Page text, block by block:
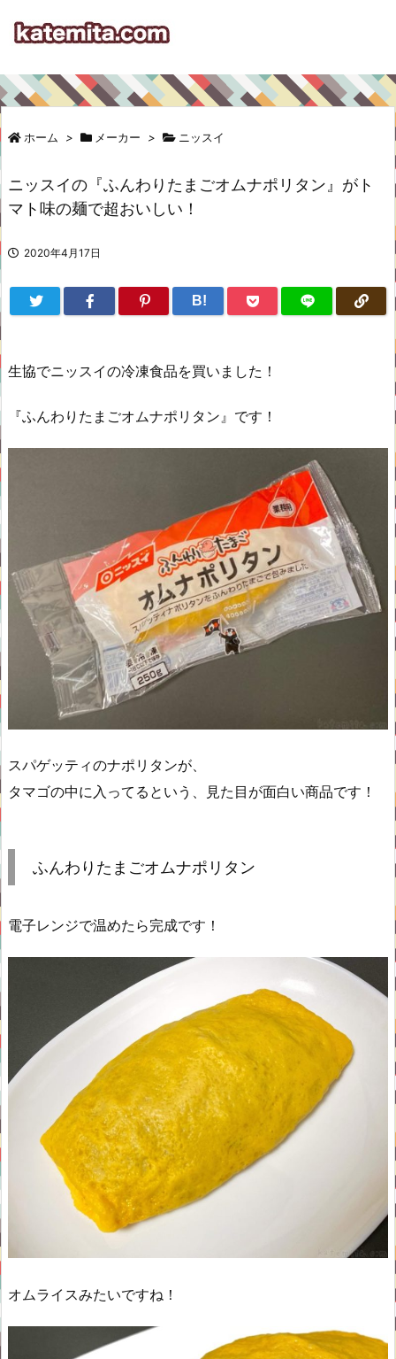
ホーム > メーカー > ニッスイ
ニッスイの『ふんわりたまごオムナポリタン』がト
マト味の麺で超おいしい！
2020年4月17日
B!
生協でニッスイの冷凍食品を買いました！
『ふんわりたまごオムナポリタン』です！
スパゲッティのナポリタンが、
タマゴの中に入ってるという、見た目が面白い商品です！
ふんわりたまごオムナポリタン
電子レンジで温めたら完成です！
オムライスみたいですね！